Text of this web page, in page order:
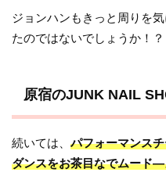
ジョンハンもきっと周りを
たのではないでしょうか！？
原宿のJUNK NAIL
続いては、パフォーマンス
ダンスをお茶目なでムード